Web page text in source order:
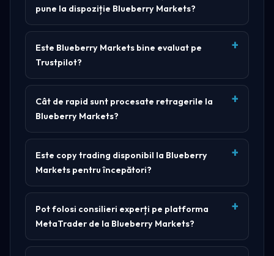
pune la dispoziție Blueberry Markets?
Este Blueberry Markets bine evaluat pe
Trustpilot?
Cât de rapid sunt procesate retragerile la
Blueberry Markets?
Este copy trading disponibil la Blueberry
Markets pentru începători?
Pot folosi consilieri experți pe platforma
MetaTrader de la Blueberry Markets?